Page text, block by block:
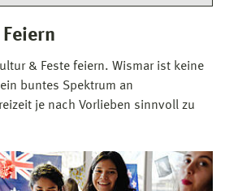
& Feste feiern. Wismar ist keine
buntes Spektrum an
je nach Vorlieben sinnvoll zu